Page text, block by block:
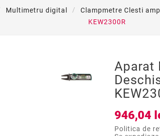
Multimetru digital Clampmetre Clesti
KEW2300R
Aparat
946,04
Politica de